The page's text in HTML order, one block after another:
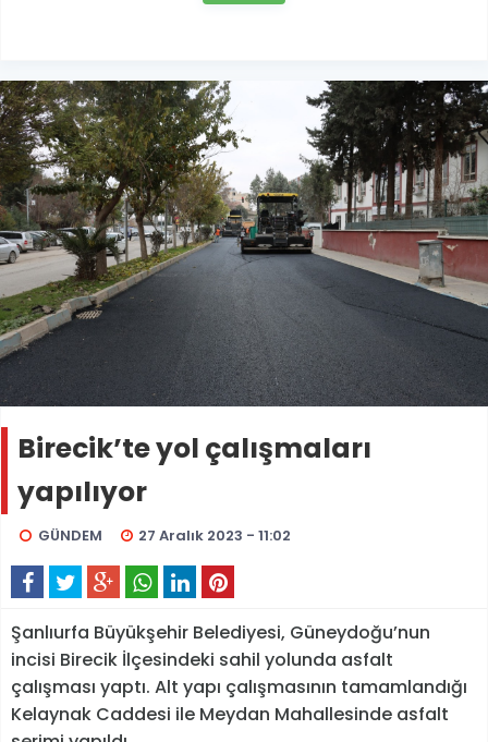
Birecik’te yol çalışmaları
yapılıyor
GÜNDEM 27 Aralık 2023 - 11:02
Şanlıurfa Büyükşehir Belediyesi, Güneydoğu’nun
incisi Birecik İlçesindeki sahil yolunda asfalt
çalışması yaptı. Alt yapı çalışmasının tamamlandığı
Kelaynak Caddesi ile Meydan Mahallesinde asfalt